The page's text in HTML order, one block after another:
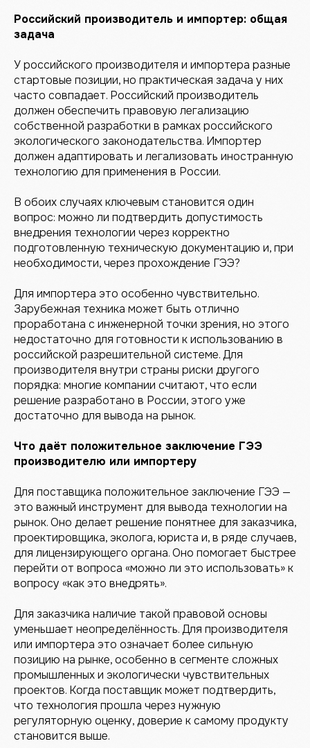
Российский производитель и импортер: общая
задача
У российского производителя и импортера разные
стартовые позиции, но практическая задача у них
часто совпадает. Российский производитель
должен обеспечить правовую легализацию
собственной разработки в рамках российского
экологического законодательства. Импортер
должен адаптировать и легализовать иностранную
технологию для применения в России.
В обоих случаях ключевым становится один
вопрос: можно ли подтвердить допустимость
внедрения технологии через корректно
подготовленную техническую документацию и, при
необходимости, через прохождение ГЭЭ?
Для импортера это особенно чувствительно.
Зарубежная техника может быть отлично
проработана с инженерной точки зрения, но этого
недостаточно для готовности к использованию в
российской разрешительной системе. Для
производителя внутри страны риски другого
порядка: многие компании считают, что если
решение разработано в России, этого уже
достаточно для вывода на рынок.
Что даёт положительное заключение ГЭЭ
производителю или импортеру
Для поставщика положительное заключение ГЭЭ —
это важный инструмент для вывода технологии на
рынок. Оно делает решение понятнее для заказчика,
проектировщика, эколога, юриста и, в ряде случаев,
для лицензирующего органа. Оно помогает быстрее
перейти от вопроса «можно ли это использовать» к
вопросу «как это внедрять».
Для заказчика наличие такой правовой основы
уменьшает неопределённость. Для производителя
или импортера это означает более сильную
позицию на рынке, особенно в сегменте сложных
промышленных и экологически чувствительных
проектов. Когда поставщик может подтвердить,
что технология прошла через нужную
регуляторную оценку, доверие к самому продукту
становится выше.